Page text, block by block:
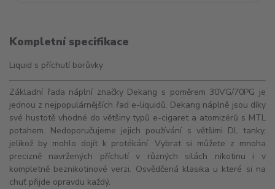
Kompletní specifikace
Liquid s příchutí borůvky
Základní řada náplní značky Dekang s poměrem 30VG/70PG je
jednou z nejpopulárnějších řad e-liquidů. Dekang náplně jsou díky
své hustotě vhodné do většiny typů e-cigaret a atomizérů s MTL
potahem. Nedoporučujeme jejich používání s většími DLtanky,
jelikož by mohlo dojít k protékání. Vybrat si můžete z mnoha
precizně navržených příchutí v různých silách nikotinu i v
kompletně beznikotinové verzi. Osvědčená klasika u které si na
chuť přijde opravdu každý.